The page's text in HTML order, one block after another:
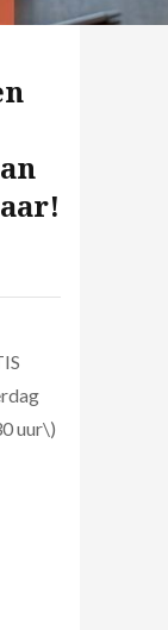
uur\)